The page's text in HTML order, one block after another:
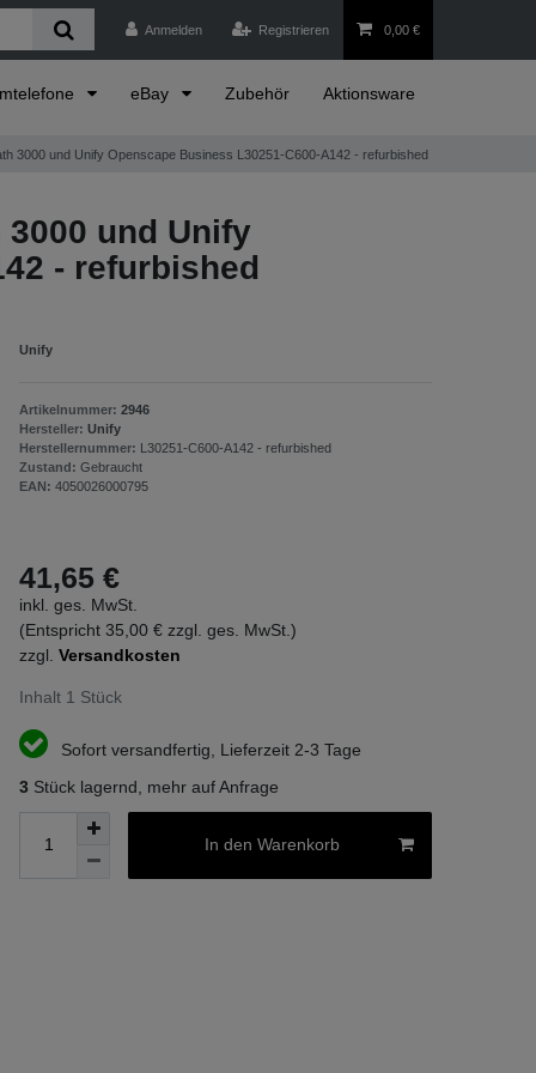
Anmelden Registrieren 0,00 €
eBay Zubehör Aktionsware
3000 und Unify Openscape Business L30251-C600-A142 - refurbished
3000 und Unify
- refurbished
Unify
Artikelnummer: 2946
Hersteller: Unify
Herstellernummer: L30251-C600-A142 - refurbished
Zustand: Gebraucht
EAN: 4050026000795
41,65 €
inkl. ges. MwSt.
(Entspricht 35,00 € zzgl. ges. MwSt.)
zzgl. Versandkosten
Inhalt 1 Stück
Sofort versandfertig, Lieferzeit 2-3 Tage
3 Stück lagernd, mehr auf Anfrage
In den Warenkorb